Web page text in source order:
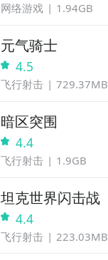
网络游戏 1.94GB
元气骑士
4.5
飞行射击 729.37MB
暗区突围
4.4
飞行射击 1.9GB
坦克世界闪击战
4.4
飞行射击 223.03MB